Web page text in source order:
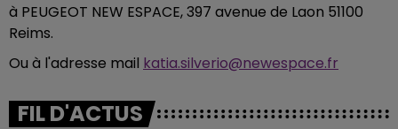
à PEUGEOT NEW ESPACE, 397 avenue de Laon 51100
Reims.
Ou à l'adresse mail katia.silverio@newespace.fr
FIL D'ACTUS